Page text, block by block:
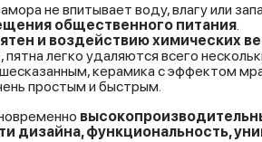
не впитывает воду, влагу или
общественного питания.
и воздействию химических
легко удаляются всего
керамика с эффектом
простым и быстрым.
функциональность,